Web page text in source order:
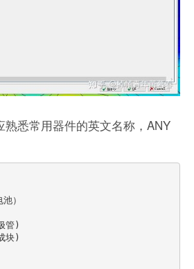
悉常用器件的英文名称，ANY
）
管)
块)